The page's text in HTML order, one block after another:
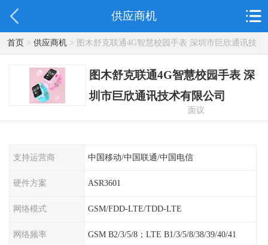
供应商机
首页> 供应商机> 图木舒克联通4G智慧校园手表 深圳市巨欣通讯技
术有限公司
图木舒克联通4G智慧校园手表 深
圳市巨欣通讯技术有限公司
面议
支持运营商 中国移动/中国联通/中国电信
硬件方案 ASR3601
网络模式 GSM/FDD-LTE/TDD-LTE
网络频率 GSM B2/3/5/8；LTE B1/3/5/8/38/39/40/41